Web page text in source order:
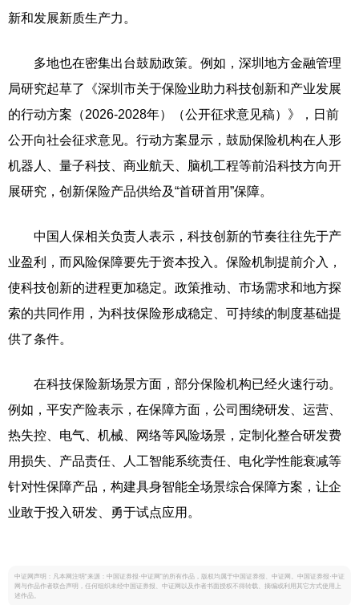
新和发展新质生产力。
多地也在密集出台鼓励政策。例如，深圳地方金融管理
局研究起草了《深圳市关于保险业助力科技创新和产业发展
的行动方案（2026-2028年）（公开征求意见稿）》，日前
公开向社会征求意见。行动方案显示，鼓励保险机构在人形
机器人、量子科技、商业航天、脑机工程等前沿科技方向开
展研究，创新保险产品供给及“首研首用”保障。
中国人保相关负责人表示，科技创新的节奏往往先于产
业盈利，而风险保障要先于资本投入。保险机制提前介入，
使科技创新的进程更加稳定。政策推动、市场需求和地方探
索的共同作用，为科技保险形成稳定、可持续的制度基础提
供了条件。
在科技保险新场景方面，部分保险机构已经火速行动。
例如，平安产险表示，在保障方面，公司围绕研发、运营、
热失控、电气、机械、网络等风险场景，定制化整合研发费
用损失、产品责任、人工智能系统责任、电化学性能衰减等
针对性保障产品，构建具身智能全场景综合保障方案，让企
业敢于投入研发、勇于试点应用。
中证网声明：凡本网注明“来源：中国证券报·中证网”的所有作品，版权均属于中国证券报、中证网。中国证券报·中证
网与作品作者联合声明，任何组织未经中国证券报、中证网以及作者书面授权不得转载、摘编或利用其它方式使用上
述作品。